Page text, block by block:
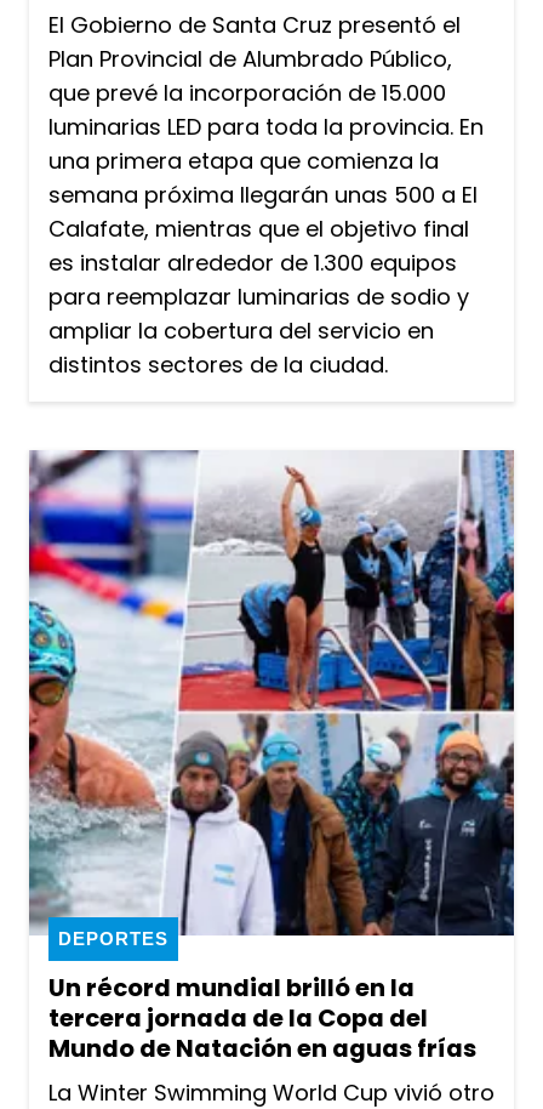
El Gobierno de Santa Cruz presentó el
Plan Provincial de Alumbrado Público,
que prevé la incorporación de 15.000
luminarias LED para toda la provincia. En
una primera etapa que comienza la
semana próxima llegarán unas 500 a El
Calafate, mientras que el objetivo final
es instalar alrededor de 1.300 equipos
para reemplazar luminarias de sodio y
ampliar la cobertura del servicio en
distintos sectores de la ciudad.
Un récord mundial brilló en la
tercera jornada de la Copa del
Mundo de Natación en aguas frías
DEPORTES
La Winter Swimming World Cup vivió otro